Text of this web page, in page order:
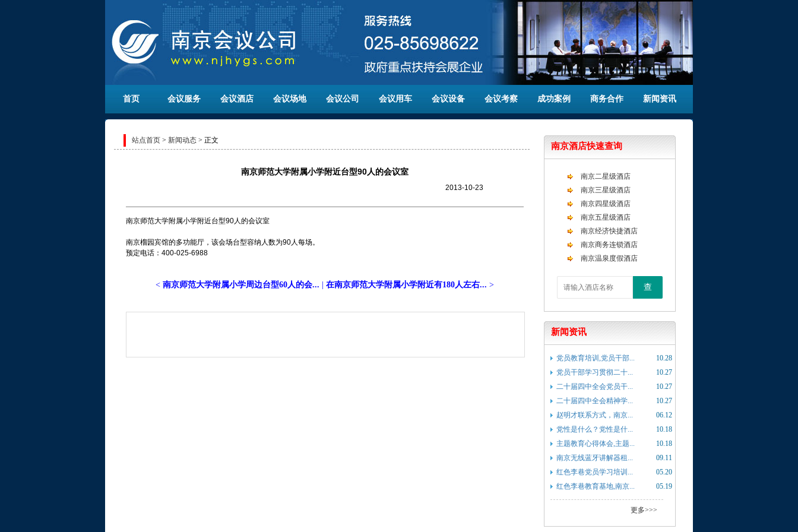
首页 会议服务 会议酒店 会议场地 会议公司 会议用车 会议设备 会议考察 成功案例 商务合作 新闻资讯
站点首页 > 新闻动态 > 正文
南京师范大学附属小学附近台型90人的会议室
2013-10-23
南京师范大学附属小学附近台型90人的会议室
南京榴园宾馆的多功能厅，该会场台型容纳人数为90人每场。
预定电话：400-025-6988
< 南京师范大学附属小学周边台型60人的会... 在南京师范大学附属小学附近有180人左右... >
南京酒店快速查询
南京二星级酒店
南京三星级酒店
南京四星级酒店
南京五星级酒店
南京经济快捷酒店
南京商务连锁酒店
南京温泉度假酒店
查
新闻资讯
10.28
党员教育培训,党员干部...
10.27
党员干部学习贯彻二十...
10.27
二十届四中全会党员干...
10.27
二十届四中全会精神学...
06.12
赵明才联系方式，南京...
10.18
党性是什么？党性是什...
10.18
主题教育心得体会,主题...
09.11
南京无线蓝牙讲解器租...
05.20
红色李巷党员学习培训...
05.19
红色李巷教育基地,南京...
更多>>>